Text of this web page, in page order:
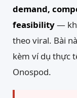
demand,
feasibility—
theo viral. Bài
kèm ví dụ thực
Onospod.